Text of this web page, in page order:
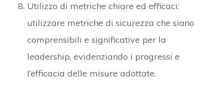
Utilizzo di metriche chiare ed efficaci:
utilizzare metriche di sicurezza che siano
comprensibili e significative per la
leadership, evidenziando i progressi e
l’efficacia delle misure adottate.